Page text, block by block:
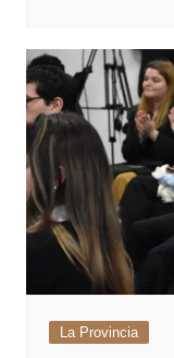
La Provincia